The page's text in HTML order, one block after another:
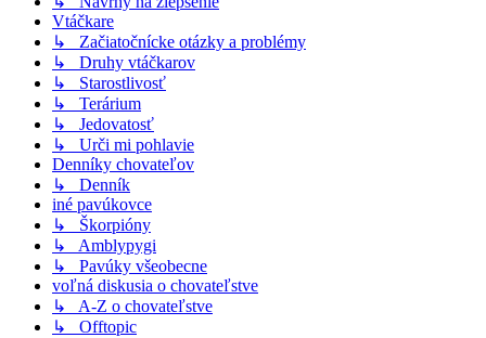
Vtáčkare
↳ Začiatočnícke otázky a problémy
↳ Druhy vtáčkarov
↳ Starostlivosť
↳ Terárium
↳ Jedovatosť
↳ Urči mi pohlavie
Denníky chovateľov
↳ Denník
iné pavúkovce
↳ Škorpióny
↳ Amblypygi
↳ Pavúky všeobecne
voľná diskusia o chovateľstve
↳ A-Z o chovateľstve
↳ Offtopic